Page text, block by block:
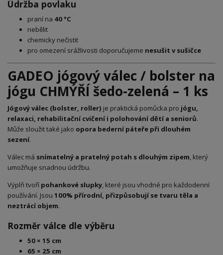
Údržba povlaku
praní na 40 °C
nebělit
chemicky nečistit
pro omezení srážlivosti doporučujeme nesušit v sušičce
GADEO jógový válec / bolster na
jógu CHMÝŘÍ šedo-zelená – 1 ks
Jógový válec (bolster, roller) je praktická pomůcka pro jógu,
relaxaci, rehabilitační cvičení i polohování dětí a seniorů.
Může sloužit také jako opora bederní páteře při dlouhém
sezení.
Válec má snímatelný a pratelný potah s dlouhým zipem, který
umožňuje snadnou údržbu.
Výplň tvoří pohankové slupky, které jsou vhodné pro každodenní
používání. Jsou 100% přírodní, přizpůsobují se tvaru těla a
neztrácí objem.
Rozměr válce dle výběru
50 × 15 cm
65 × 25 cm